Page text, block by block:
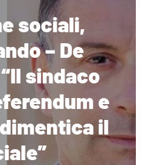
sociali,
– De
sindaco
e
il